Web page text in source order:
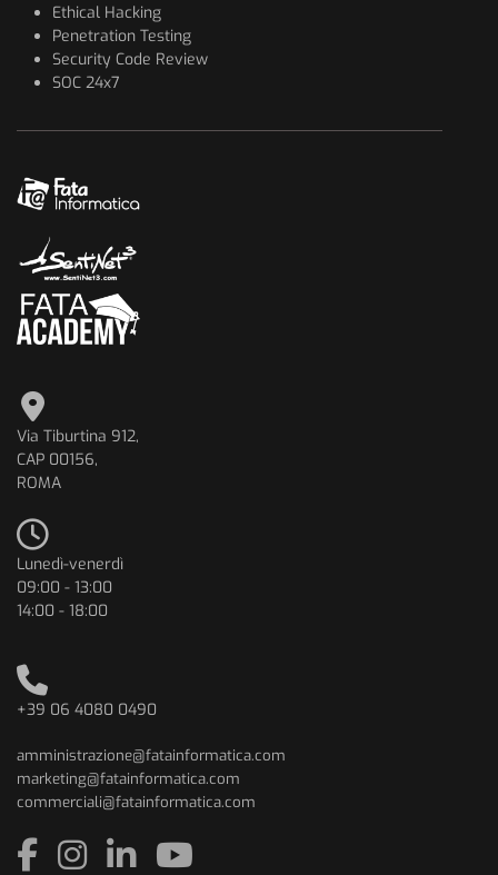
Ethical Hacking
Penetration Testing
Security Code Review
SOC 24x7
Via Tiburtina 912,
CAP 00156,
ROMA
Lunedì-venerdì
09:00 - 13:00
14:00 - 18:00
+39 06 4080 0490
amministrazione@fatainformatica.com
marketing@fatainformatica.com
commerciali@fatainformatica.com